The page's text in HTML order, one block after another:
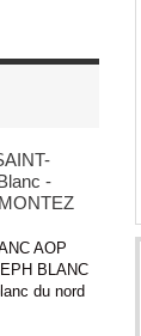
-
AOP
BLANC
du nord